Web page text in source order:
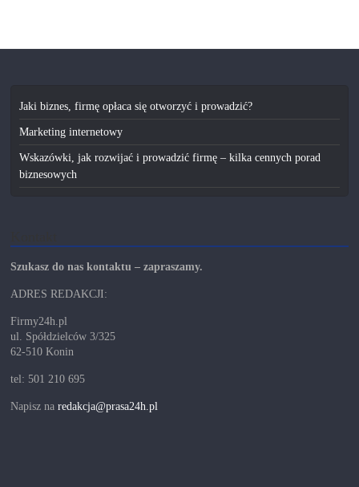
Jaki biznes, firmę opłaca się otworzyć i prowadzić?
Marketing internetowy
Wskazówki, jak rozwijać i prowadzić firmę – kilka cennych porad
biznesowych
Szukasz do nas kontaktu – zapraszamy.
ADRES REDAKCJI:
Firmy24h.pl
ul. Spółdzielców 3/325
62-510 Konin
tel: 501 210 695
Napisz naredakcja@prasa24h.pl